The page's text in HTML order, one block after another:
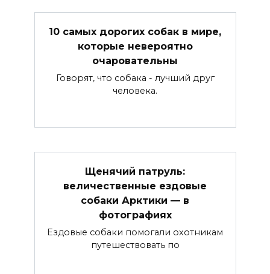
10 самых дорогих собак в мире,
которые невероятно
очаровательны
Говорят, что собака - лучший друг
человека.
Щенячий патруль:
величественные ездовые
собаки Арктики — в
фотографиях
Ездовые собаки помогали охотникам
путешествовать по